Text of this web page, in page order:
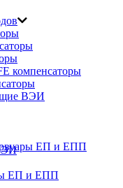
ЕП и ЕПП
компенсаторы
ВЭИ
ЕП и ЕПП